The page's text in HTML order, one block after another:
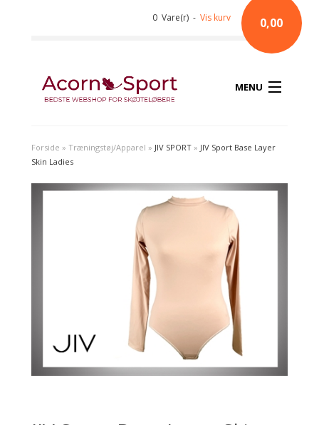
0 Vare(r) - Vis kurv 0,00
MENU
Forside » Træningstøj/Apparel » JIV SPORT » JIV Sport Base Layer
Skin Ladies